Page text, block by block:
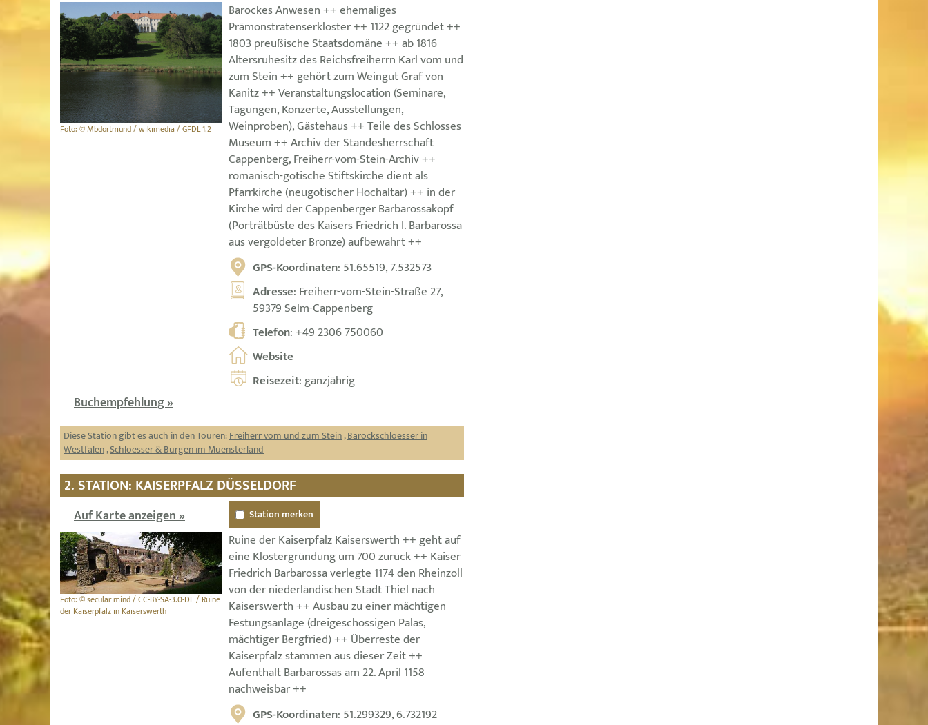
Foto: © Mbdortmund / wikimedia / GFDL 1.2
Barockes Anwesen ++ ehemaliges
Prämonstratenserkloster ++ 1122 gegründet ++
1803 preußische Staatsdomäne ++ ab 1816
Altersruhesitz des Reichsfreiherrn Karl vom und
zum Stein ++ gehört zum Weingut Graf von
Kanitz ++ Veranstaltungslocation (Seminare,
Tagungen, Konzerte, Ausstellungen,
Weinproben), Gästehaus ++ Teile des Schlosses
Museum ++ Archiv der Standesherrschaft
Cappenberg, Freiherr-vom-Stein-Archiv ++
romanisch-gotische Stiftskirche dient als
Pfarrkirche (neugotischer Hochaltar) ++ in der
Kirche wird der Cappenberger Barbarossakopf
(Porträtbüste des Kaisers Friedrich I. Barbarossa
aus vergoldeter Bronze) aufbewahrt ++
GPS-Koordinaten: 51.65519, 7.532573
Adresse: Freiherr-vom-Stein-Straße 27,
59379 Selm-Cappenberg
Telefon:+49 2306 750060
Website
Reisezeit: ganzjährig
Buchempfehlung »
Diese Station gibt es auch in den Touren:Freiherr vom und zum Stein,Barockschloesser in
Westfalen,Schloesser & Burgen im Muensterland
2. STATION: KAISERPFALZ DÜSSELDORF
Auf Karte anzeigen »
Foto: © secular mind / CC-BY-SA-3.0-DE / Ruine
der Kaiserpfalz in Kaiserswerth
Station merken
Ruine der Kaiserpfalz Kaiserswerth ++ geht auf
eine Klostergründung um 700 zurück ++ Kaiser
Friedrich Barbarossa verlegte 1174 den Rheinzoll
von der niederländischen Stadt Thiel nach
Kaiserswerth ++ Ausbau zu einer mächtigen
Festungsanlage (dreigeschossigen Palas,
mächtiger Bergfried) ++ Überreste der
Kaiserpfalz stammen aus dieser Zeit ++
Aufenthalt Barbarossas am 22. April 1158
nachweisbar ++
GPS-Koordinaten: 51.299329, 6.732192